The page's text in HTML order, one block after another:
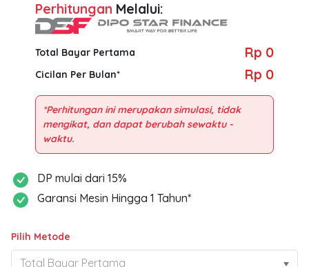
Perhitungan Melalui:
Total Bayar Pertama Rp 0
Cicilan Per Bulan* Rp 0
*Perhitungan ini merupakan simulasi, tidak
mengikat, dan dapat berubah sewaktu -
DP mulai dari 15%
Garansi Mesin Hingga 1 Tahun*
Pilih Metode